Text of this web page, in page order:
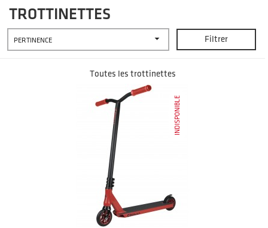
TROTTINETTES
PERTINENCE  Filtrer
Toutes les trottinettes
INDISPONIBLE